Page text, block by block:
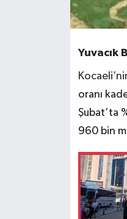
Yuvacık
oranı
Şubat’ta
960 bin